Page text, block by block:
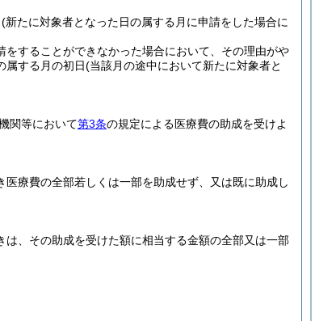
(新たに対象者となった日の属する月に申請をした場合に
をすることができなかった場合において、その理由がや
属する月の初日(当該月の途中において新たに対象者と
関等において第3条の規定による医療費の助成を受けよ
医療費の全部若しくは一部を助成せず、又は既に助成し
、その助成を受けた額に相当する金額の全部又は一部